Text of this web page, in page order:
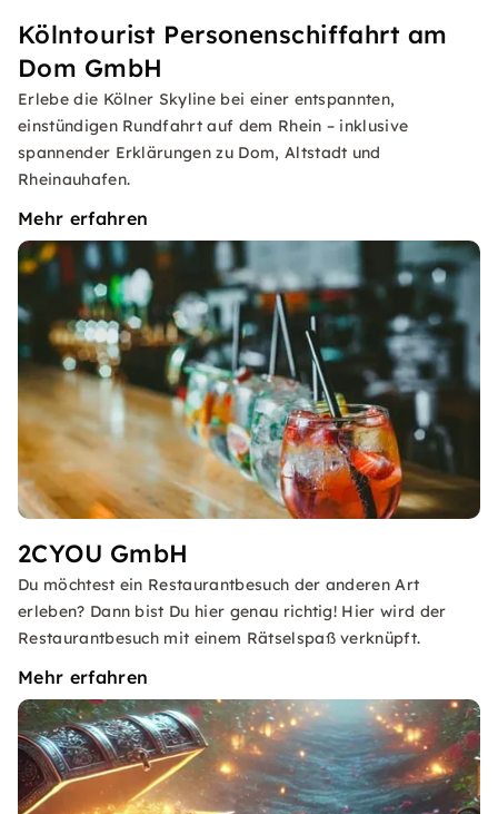
Kölntourist Personenschiffahrt am
Dom GmbH
Erlebe die Kölner Skyline bei einer entspannten,
einstündigen Rundfahrt auf dem Rhein – inklusive
spannender Erklärungen zu Dom, Altstadt und
Rheinauhafen.
Mehr erfahren
2CYOU GmbH
Du möchtest ein Restaurantbesuch der anderen Art
erleben? Dann bist Du hier genau richtig! Hier wird der
Restaurantbesuch mit einem Rätselspaß verknüpft.
Mehr erfahren